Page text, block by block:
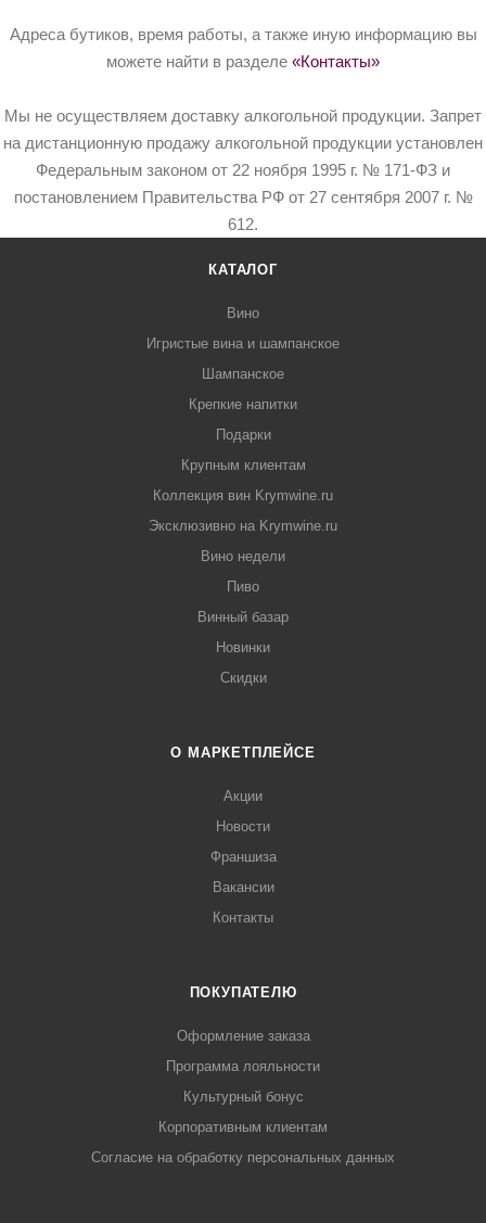
Адреса бутиков, время работы, а также иную информацию вы
можете найти в разделе «Контакты»
Мы не осуществляем доставку алкогольной продукции. Запрет
на дистанционную продажу алкогольной продукции установлен
Федеральным законом от 22 ноября 1995 г. № 171-ФЗ и
постановлением Правительства РФ от 27 сентября 2007 г. №
612.
КАТАЛОГ
Вино
Игристые вина и шампанское
Шампанское
Крепкие напитки
Подарки
Крупным клиентам
Коллекция вин Krymwine.ru
Эксклюзивно на Krymwine.ru
Вино недели
Пиво
Винный базар
Новинки
Скидки
О МАРКЕТПЛЕЙСЕ
Акции
Новости
Франшиза
Вакансии
Контакты
ПОКУПАТЕЛЮ
Оформление заказа
Программа лояльности
Культурный бонус
Корпоративным клиентам
Согласие на обработку персональных данных